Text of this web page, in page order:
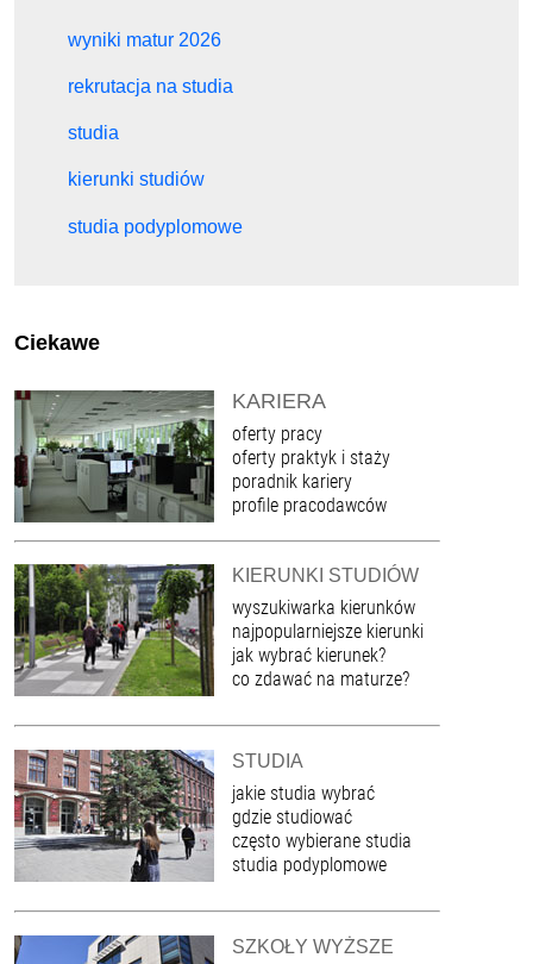
wyniki matur 2026
rekrutacja na studia
studia
kierunki studiów
studia podyplomowe
Ciekawe
KARIERA
oferty pracy
oferty praktyk i staży
poradnik kariery
profile pracodawców
KIERUNKI STUDIÓW
wyszukiwarka kierunków
najpopularniejsze kierunki
jak wybrać kierunek?
co zdawać na maturze?
STUDIA
jakie studia wybrać
gdzie studiować
często wybierane studia
studia podyplomowe
SZKOŁY WYŻSZE